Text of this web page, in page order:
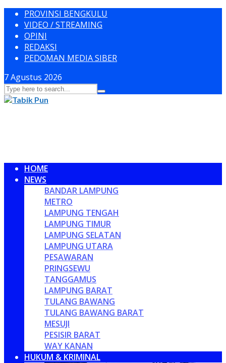
PROVINSI BENGKULU
VIDEO / STREAMING
OPINI
REDAKSI
PEDOMAN MEDIA SIBER
7 Agustus 2026
HOME
NEWS
BANDAR LAMPUNG
METRO
LAMPUNG TENGAH
LAMPUNG TIMUR
LAMPUNG SELATAN
LAMPUNG UTARA
PESAWARAN
PRINGSEWU
TANGGAMUS
LAMPUNG BARAT
TULANG BAWANG
TULANG BAWANG BARAT
MESUJI
PESISIR BARAT
WAY KANAN
HUKUM & KRIMINAL